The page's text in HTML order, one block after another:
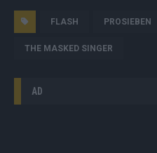
FLASH PROSIEBEN
THE MASKED SINGER
AD